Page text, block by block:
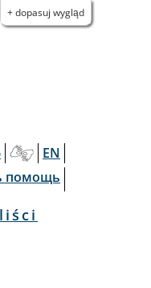
+ dopasuj wygląd
EN
помощь